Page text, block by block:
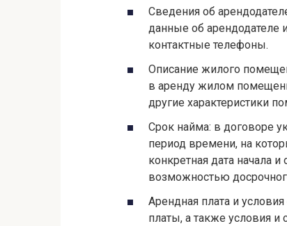
Сведения об
данные об арендодателе
контактные телефоны.
Описание жилого
в аренду жилом
другие характеристики
Срок найма: в договоре
период времени, на
конкретная дата начала
возможностью
Арендная плата и
платы, а также условия и